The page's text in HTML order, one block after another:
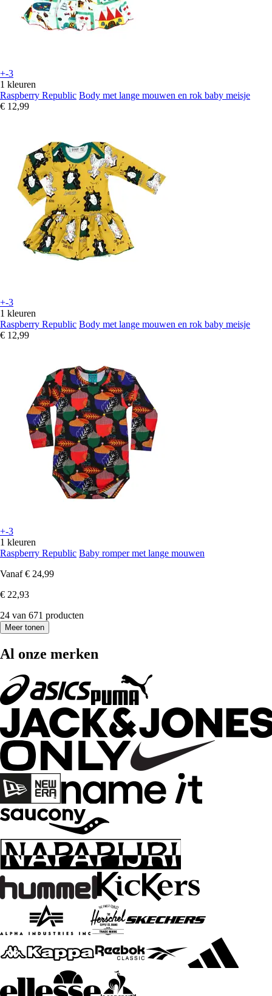
+-3
1 kleuren
Raspberry Republic Body met lange mouwen en rok baby meisje
€ 12,99
+-3
1 kleuren
Raspberry Republic Body met lange mouwen en rok baby meisje
€ 12,99
+-3
1 kleuren
Raspberry Republic Baby romper met lange mouwen
Vanaf € 24,99
€ 22,93
24 van 671 producten
Meer tonen
Al onze merken